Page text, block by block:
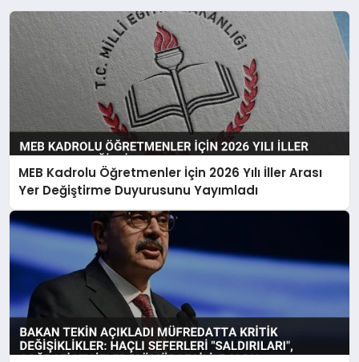
MEB Kadrolu Öğretmenler İçin 2026 Yılı İller Arası
Yer Değiştirme Duyurusunu Yayımladı